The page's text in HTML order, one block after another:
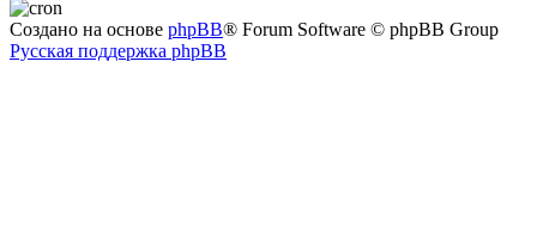
Создано на основе phpBB® Forum Software © phpBB Group
Русская поддержка phpBB